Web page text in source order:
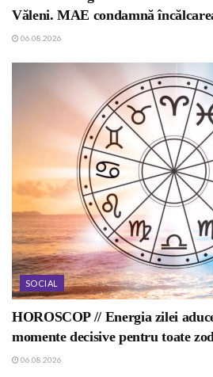
Văleni. MAE condamnă
06.08.2026
SOCIAL
HOROSCOP // Energia zilei
momente decisive pentru toate
06.08.2026